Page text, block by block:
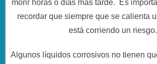
morir horas o días más tarde. Es
recordar que siempre que se calienta
está corriendo un riesgo.
Algunos líquidos corrosivos no tienen